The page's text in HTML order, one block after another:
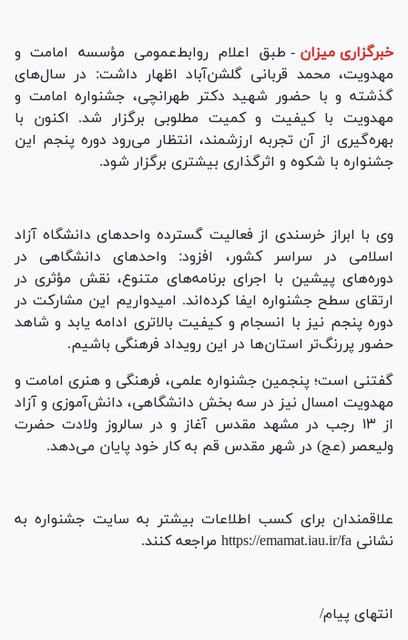
خبرگزاری میزان - طبق اعلام روابط‌عمومی مؤسسه امامت و
مهدویت، محمد قربانی گلشن‌آباد اظهار داشت: در سال‌های
گذشته و با حضور شهید دکتر طهرانچی، جشنواره امامت و
مهدویت با کیفیت و کمیت مطلوبی برگزار شد. اکنون با
بهره‌گیری از آن تجربه ارزشمند، انتظار می‌رود دوره پنجم این
جشنواره با شکوه و اثرگذاری بیشتری برگزار شود.
وی با ابراز خرسندی از فعالیت گسترده واحدهای دانشگاه آزاد
اسلامی در سراسر کشور، افزود: واحدهای دانشگاهی در
دوره‌های پیشین با اجرای برنامه‌های متنوع، نقش مؤثری در
ارتقای سطح جشنواره ایفا کرده‌اند. امیدواریم این مشارکت در
دوره پنجم نیز با انسجام و کیفیت بالاتری ادامه یابد و شاهد
حضور پررنگ‌تر استان‌ها در این رویداد فرهنگی باشیم.
گفتنی است؛ پنجمین جشنواره علمی، فرهنگی و هنری امامت و
مهدویت امسال نیز در سه بخش دانشگاهی، دانش‌آموزی و آزاد
از ۱۳ رجب در مشهد مقدس آغاز و در سالروز ولادت حضرت
ولیعصر (عج) در شهر مقدس قم به کار خود پایان می‌دهد.
علاقمندان برای کسب اطلاعات بیشتر به سایت جشنواره به
نشانی https://emamat.iau.ir/fa مراجعه کنند.
انتهای پیام/